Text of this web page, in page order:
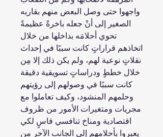
واجهوا حتى وصل البعض منهم بقاربه
الصغير إلى أنْ جعله باخرةً عظيمةً
تحوي أحلامَه بداخلها من خلال
اتخاذهم قراراتٍ كانت سببًا في إحداث
نقلاتٍ نوعية لهم، ولم يكن ذلك إلا مِن
خلال خططٍ ودراساتٍ تسويقية دقيقة
كانت سببًا في وصولهم إلى رؤيتهم
وحلمهم المنشود، وكيف تعاملوا مع
مجريات ومتغيرات الأمور من ظروف
اقتصادية ومناخ تنافسي قاسٍ لكي
يعبروا بأحلامهم إلى الجانب الآخر من